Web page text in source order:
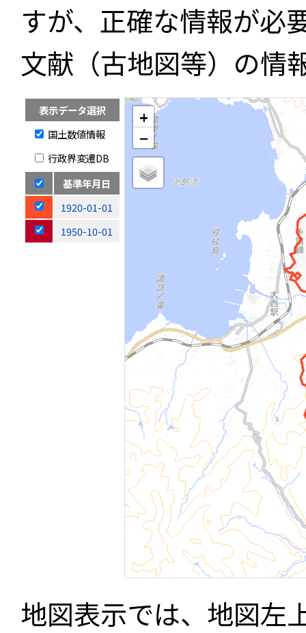
すが、正確な情報が必
文献（古地図等）の情
表示データ選択
国土数値情報
行政界変遷DB
基準年月日
1920-01-01
1950-10-01
+
−
地図表示では、地図左